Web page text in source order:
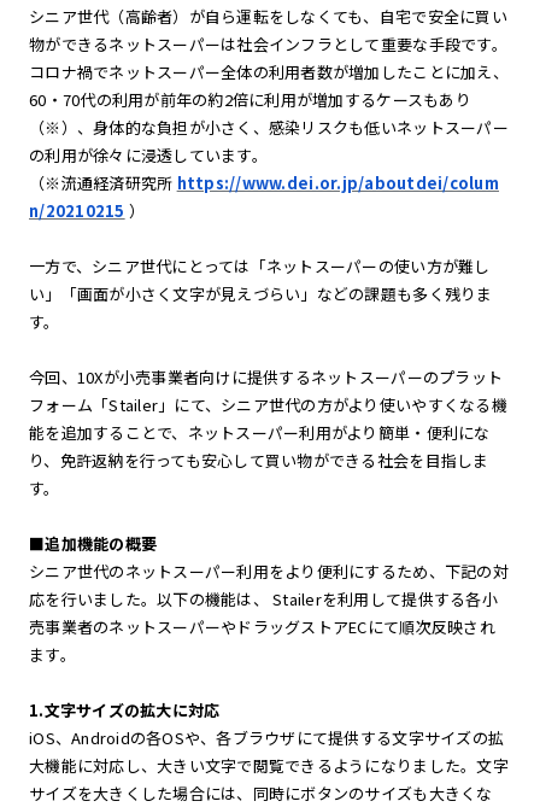
シニア世代（高齢者）が自ら運転をしなくても、自宅で安全に買い
物ができるネットスーパーは社会インフラとして重要な手段です。
コロナ禍でネットスーパー全体の利用者数が増加したことに加え、
60・70代の利用が前年の約2倍に利用が増加するケースもあり
（※）、身体的な負担が小さく、感染リスクも低いネットスーパー
の利用が徐々に浸透しています。
（※流通経済研究所 https://www.dei.or.jp/aboutdei/colum
n/20210215 ）
一方で、シニア世代にとっては「ネットスーパーの使い方が難し
い」「画面が小さく文字が見えづらい」などの課題も多く残りま
す。
今回、10Xが小売事業者向けに提供するネットスーパーのプラット
フォーム「Stailer」にて、シニア世代の方がより使いやすくなる機
能を追加することで、ネットスーパー利用がより簡単・便利にな
り、免許返納を行っても安心して買い物ができる社会を目指しま
す。
■追加機能の概要
シニア世代のネットスーパー利用をより便利にするため、下記の対
応を行いました。以下の機能は、 Stailerを利用して提供する各小
売事業者のネットスーパーやドラッグストアECにて順次反映され
ます。
1.文字サイズの拡大に対応
iOS、Androidの各OSや、各ブラウザにて提供する文字サイズの拡
大機能に対応し、大きい文字で閲覧できるようになりました。文字
サイズを大きくした場合には、同時にボタンのサイズも大きくな